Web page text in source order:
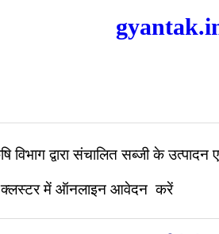
विभाग द्वारा संचालित सब्जी के
क्लस्टर में ऑनलाइन आवेदन करें